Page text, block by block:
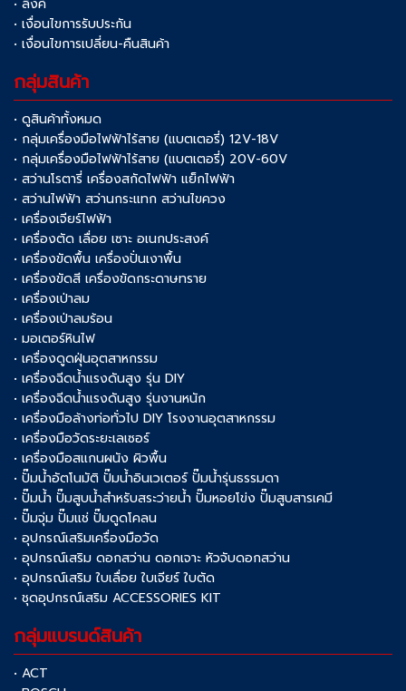
• ลิงค์
• เงื่อนไขการรับประกัน
• เงื่อนไขการเปลี่ยน-คืนสินค้า
กลุ่มสินค้า
• ดูสินค้าทั้งหมด
• กลุ่มเครื่องมือไฟฟ้าไร้สาย (แบตเตอรี่) 12V-18V
• กลุ่มเครื่องมือไฟฟ้าไร้สาย (แบตเตอรี่) 20V-60V
• สว่านโรตารี่ เครื่องสกัดไฟฟ้า แย็กไฟฟ้า
• สว่านไฟฟ้า สว่านกระแทก สว่านไขควง
• เครื่องเจียร์ไฟฟ้า
• เครื่องตัด เลื่อย เซาะ อเนกประสงค์
• เครื่องขัดพื้น เครื่องปั่นเงาพื้น
• เครื่องขัดสี เครื่องขัดกระดาษทราย
• เครื่องเป่าลม
• เครื่องเป่าลมร้อน
• มอเตอร์หินไฟ
• เครื่องดูดฝุ่นอุตสาหกรรม
• เครื่องฉีดน้ำแรงดันสูง รุ่น DIY
• เครื่องฉีดน้ำแรงดันสูง รุ่นงานหนัก
• เครื่องมือล้างท่อทั่วไป DIY โรงงานอุตสาหกรรม
• เครื่องมือวัดระยะเลเซอร์
• เครื่องมือสแกนผนัง ผิวพื้น
• ปั๊มน้ำอัตโนมัติ ปั๊มน้ำอินเวเตอร์ ปั๊มน้ำรุ่นธรรมดา
• ปั๊มน้ำ ปั๊มสูบน้ำสำหรับสระว่ายน้ำ ปั๊มหอยโข่ง ปั๊มสูบสารเคมี
• ปั๊มจุ่ม ปั๊มแช่ ปั๊มดูดโคลน
• อุปกรณ์เสริมเครื่องมือวัด
• อุปกรณ์เสริม ดอกสว่าน ดอกเจาะ หัวจับดอกสว่าน
• อุปกรณ์เสริม ใบเลื่อย ใบเจียร์ ใบตัด
• ชุดอุปกรณ์เสริม ACCESSORIES KIT
กลุ่มแบรนด์สินค้า
• ACT